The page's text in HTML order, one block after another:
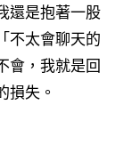
還是抱著一股
不太會聊天的
會，我就是回
損失。